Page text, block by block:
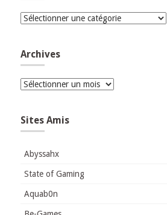
Catégories
Archives
Archives
Sites Amis
Abyssahx
State of Gaming
Aquab0n